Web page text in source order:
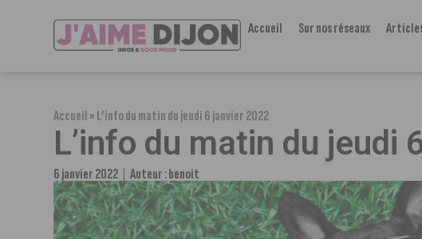
Accueil Sur nos réseaux
Accueil»L’info du matin du jeudi 6 janvier 2022
L’info du matin du jeudi
6 janvier 2022 Auteur :benoit